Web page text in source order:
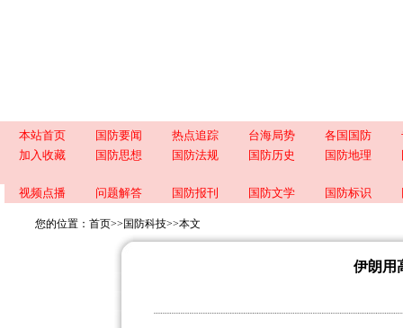
本站首页 国防要闻 热点追踪 台海局势 各国国防
加入收藏
国防思想 国防法规 国防历史 国防地理
视频点播 问题解答 国防报刊 国防文学 国防标识
您的位置： 首页>> 国防科技>>本文
伊朗用